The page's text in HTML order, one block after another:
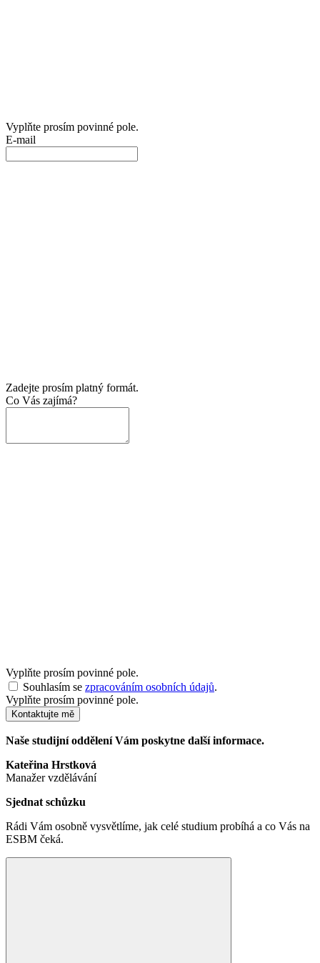
Vyplňte prosím povinné pole.
E-mail
Zadejte prosím platný formát.
Co Vás zajímá?
Vyplňte prosím povinné pole.
Souhlasím se zpracováním osobních údajů.
Vyplňte prosím povinné pole.
Kontaktujte mě
Naše studijní oddělení Vám poskytne další informace.
Kateřina Hrstková
Manažer vzdělávání
Sjednat schůzku
Rádi Vám osobně vysvětlíme, jak celé studium probíhá a co Vás na
ESBM čeká.